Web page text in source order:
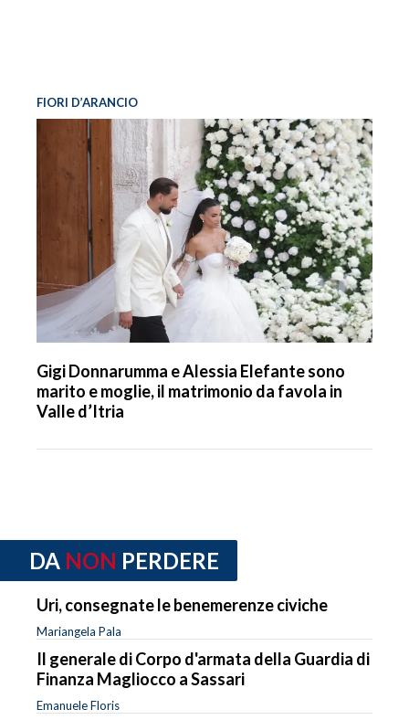
FIORI D’ARANCIO
Gigi Donnarumma e Alessia Elefante sono
marito e moglie, il matrimonio da favola in
Valle d’Itria
DA NON PERDERE
Uri, consegnate le benemerenze civiche
Mariangela Pala
Il generale di Corpo d'armata della Guardia di
Finanza Magliocco a Sassari
Emanuele Floris